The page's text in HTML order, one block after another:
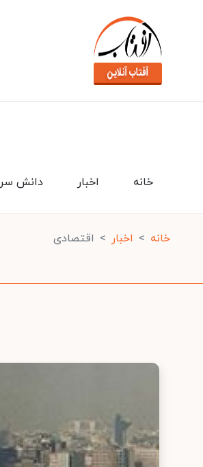
دانش اخبار خانه
خانه اخبار اقتصادی